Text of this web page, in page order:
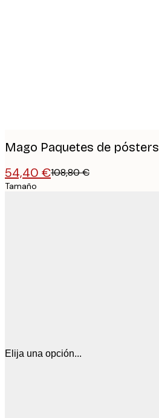
Mago Paquetes de pósters
54,40 €108,80 €
Tamaño
Elija una opción...